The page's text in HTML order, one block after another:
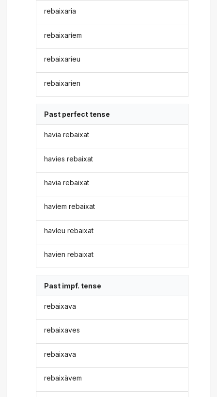
rebaixaria
rebaixaríem
rebaixaríeu
rebaixarien
Past perfect tense
havia rebaixat
havies rebaixat
havia rebaixat
havíem rebaixat
havíeu rebaixat
havien rebaixat
Past impf. tense
rebaixava
rebaixaves
rebaixava
rebaixàvem